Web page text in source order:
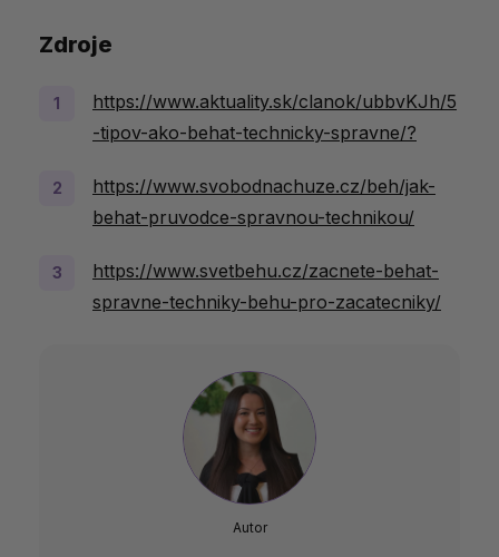
Zdroje
https://www.aktuality.sk/clanok/ubbvKJh/5
-tipov-ako-behat-technicky-spravne/?
https://www.svobodnachuze.cz/beh/jak-
behat-pruvodce-spravnou-technikou/
https://www.svetbehu.cz/zacnete-behat-
spravne-techniky-behu-pro-zacatecniky/
Autor